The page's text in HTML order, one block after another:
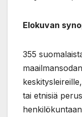
Elokuvan
355
tai etnisiä